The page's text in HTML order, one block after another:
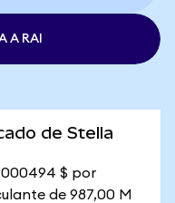
A RAI
de Stella
$ por
de 987,00 M